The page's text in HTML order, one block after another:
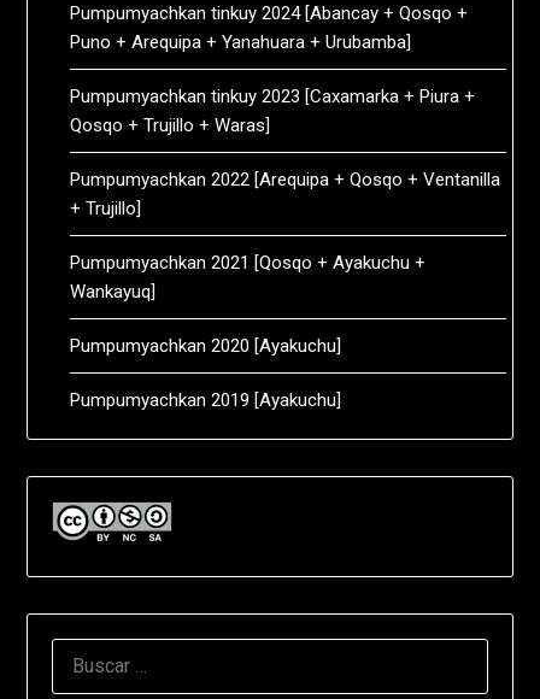
Pumpumyachkan tinkuy 2024 [Abancay + Qosqo +
Puno + Arequipa + Yanahuara + Urubamba]
Pumpumyachkan tinkuy 2023 [Caxamarka + Piura +
Qosqo + Trujillo + Waras]
Pumpumyachkan 2022 [Arequipa + Qosqo + Ventanilla
+ Trujillo]
Pumpumyachkan 2021 [Qosqo + Ayakuchu +
Wankayuq]
Pumpumyachkan 2020 [Ayakuchu]
Pumpumyachkan 2019 [Ayakuchu]